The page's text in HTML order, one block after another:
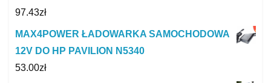
97.43zł
MAX4POWER ŁADOWARKA SAMOCHODOWA
12V DO HP PAVILION N5340
53.00zł